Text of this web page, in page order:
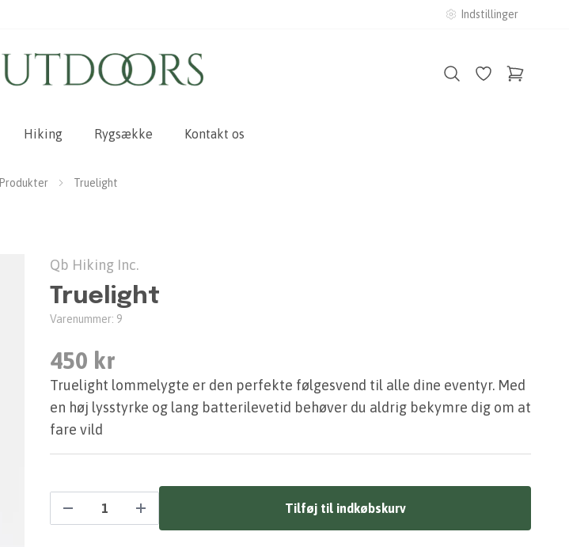
Indstillinger
Hiking Rygsække Kontakt os
Produkter Truelight
Qb Hiking Inc.
Truelight
Varenummer: 9
450 kr
Truelight lommelygte er den perfekte følgesvend til alle dine eventyr. Med
en høj lysstyrke og lang batterilevetid behøver du aldrig bekymre dig om at
fare vild
Tilføj til indkøbskurv